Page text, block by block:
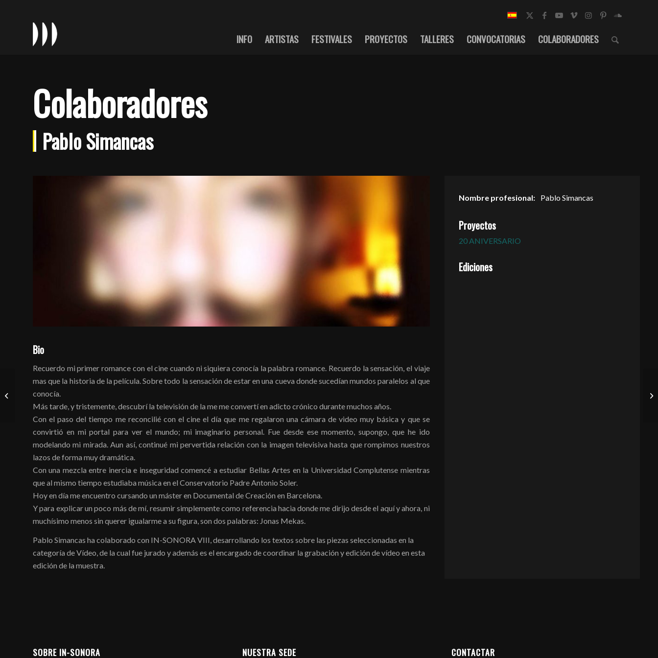
INFO ARTISTAS FESTIVALES PROYECTOS TALLERES CONVOCATORIAS COLABORADORES
Colaboradores
Pablo Simancas
Bio
Recuerdo mi primer romance con el cine cuando ni siquiera conocía la palabra romance. Recuerdo la sensación, el viaje
mas que la historia de la película. Sobre todo la sensación de estar en una cueva donde sucedían mundos paralelos al que
conocía.
Más tarde, y tristemente, descubrí la televisión de la me me convertí en adicto crónico durante muchos años.
Con el paso del tiempo me reconcilié con el cine el día que me regalaron una cámara de video muy básica y que se
convirtió en mi portal para ver el mundo; mi imaginario personal. Fue desde ese momento, supongo, que he ido
modelando mi mirada. Aun así, continué mi pervertida relación con la imagen televisiva hasta que rompimos nuestros
lazos de forma muy dramática.
Con una mezcla entre inercia e inseguridad comencé a estudiar Bellas Artes en la Universidad Complutense mientras
que al mismo tiempo estudiaba música en el Conservatorio Padre Antonio Soler.
Hoy en día me encuentro cursando un máster en Documental de Creación en Barcelona.
Y para explicar un poco más de mí, resumir simplemente como referencia hacia donde me dirijo desde el aquí y ahora, ni
muchísimo menos sin querer igualarme a su figura, son dos palabras: Jonas Mekas.
Pablo Simancas ha colaborado con IN-SONORA VIII, desarrollando los textos sobre las piezas seleccionadas en la
categoría de Vídeo, de la cual fue jurado y además es el encargado de coordinar la grabación y edición de vídeo en esta
edición de la muestra.
Nombre profesional: Pablo Simancas
Proyectos
20 ANIVERSARIO
Ediciones
SOBRE IN-SONORA NUESTRA SEDE CONTACTAR
María Andueza